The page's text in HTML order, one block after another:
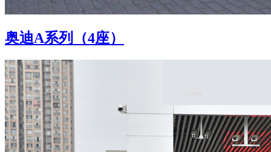
奥迪A系列（4座）